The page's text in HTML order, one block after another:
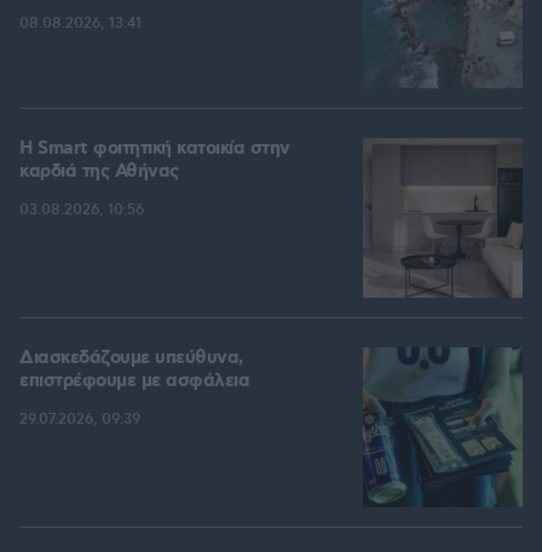
08.08.2026, 13:41
Η Smart φοιτητική κατοικία στην
καρδιά της Αθήνας
03.08.2026, 10:56
Διασκεδάζουμε υπεύθυνα,
επιστρέφουμε με ασφάλεια
29.07.2026, 09:39